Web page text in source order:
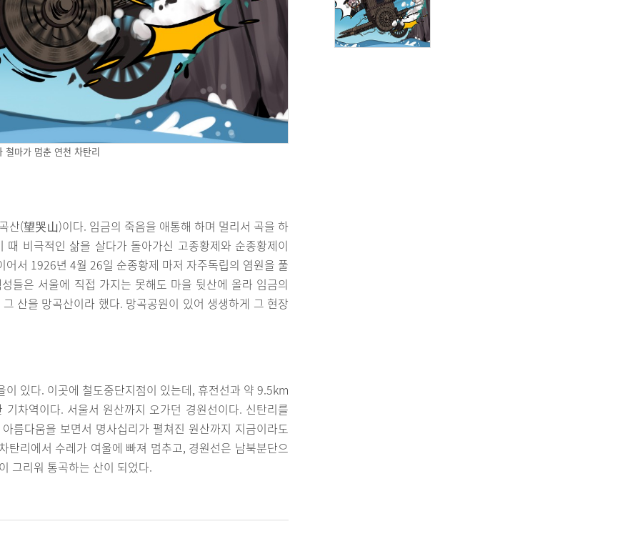
철마가 멈춘 연천 차탄리
산(望哭山)이다. 임금의 죽음을 애통해 하며 멀리서 곡을 하
비극적인 삶을 살다가 돌아가신 고종황제와 순종황제이
서 1926년 4월 26일 순종황제 마저 자주독립의 염원을 풀
들은 서울에 직접 가지는 못해도 마을 뒷산에 올라 임금의
산을 망곡산이라 했다. 망곡공원이 있어 생생하게 그 현장
있다. 이곳에 철도중단지점이 있는데, 휴전선과 약 9.5km
차역이다. 서울서 원산까지 오가던 경원선이다. 신탄리를
름다움을 보면서 명사십리가 펼쳐진 원산까지 지금이라도
탄리에서 수레가 여울에 빠져 멈추고, 경원선은 남북분단으
그리워 통곡하는 산이 되었다.